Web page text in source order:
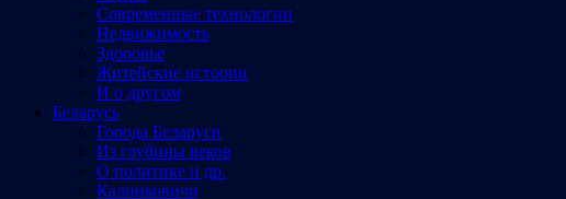
Современные технологии
Недвижимость
Здоровье
Житейские истории
И о другом
Беларусь
Города Беларуси
Из глубины веков
О политике и др.
Калинковичи